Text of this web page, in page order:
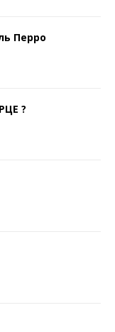
Перро
?